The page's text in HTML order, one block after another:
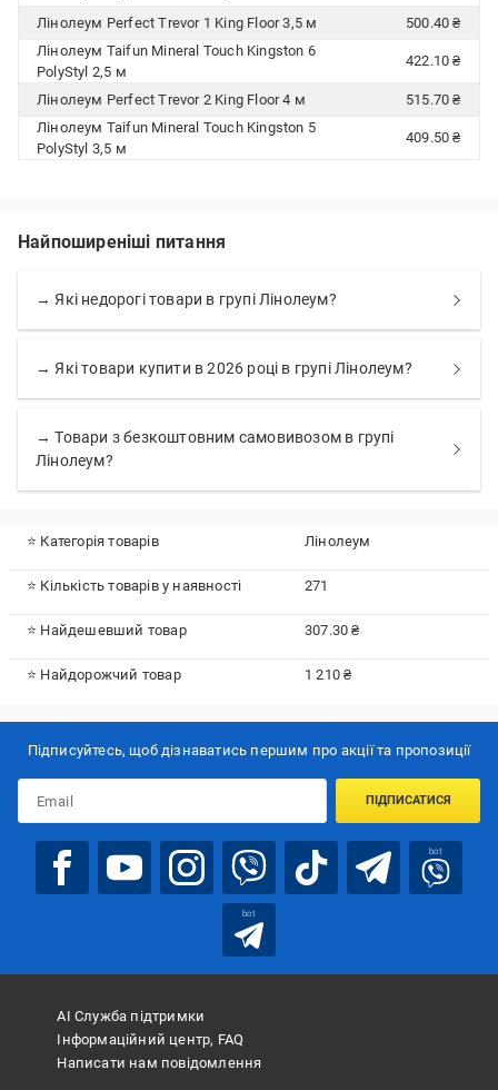
Лінолеум Perfect Trevor 1 King Floor 3,5 м
500.40 ₴
Лінолеум Taifun Mineral Touch Kingston 6
PolyStyl 2,5 м
422.10 ₴
Лінолеум Perfect Trevor 2 King Floor 4 м
515.70 ₴
Лінолеум Taifun Mineral Touch Kingston 5
PolyStyl 3,5 м
409.50 ₴
Найпоширеніші питання
→ Які недорогі товари в групі Лінолеум?
→ Які товари купити в 2026 році в групі Лінолеум?
→ Товари з безкоштовним самовивозом в групі
Лінолеум?
⭐ Категорія товарів Лінолеум
⭐ Кількість товарів у наявності 271
⭐ Найдешевший товар 307.30 ₴
⭐ Найдорожчий товар 1 210 ₴
Підписуйтесь, щоб дізнаватись першим про акції та пропозиції
ПІДПИСАТИСЯ
bot
bot
АІ Служба підтримки
Інформаційний центр, FAQ
Написати нам повідомлення